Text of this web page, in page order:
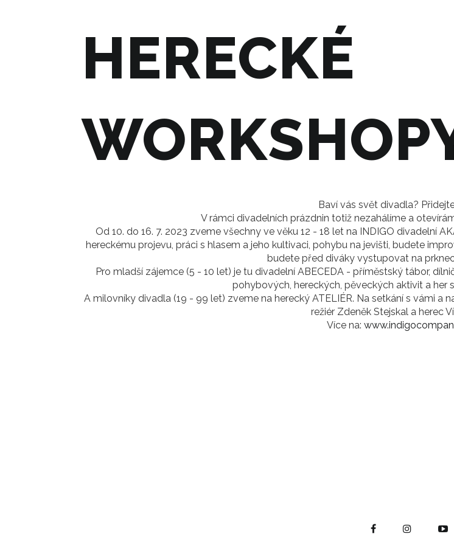
HERECKÉ
Baví vás svět divadla?
V rámci divadelních prázdnin totiž nezahálíme a
Od 10. do 16. 7. 2023 zveme všechny ve věku 12 - 18 let na INDIGO divadelní
hereckému projevu, práci s hlasem a jeho kultivaci, pohybu na jevišti, budete
budete před diváky vystupovat na
Pro mladší zájemce (5 - 10 let) je tu divadelní ABECEDA - příměstský tábor,
pohybových, hereckých, pěveckých aktivit a her
A milovníky divadla (19 - 99 let) zveme na herecký ATELIÉR. Na setkání s vámi a
režiér Zdeněk Stejskal a herec
Více na: